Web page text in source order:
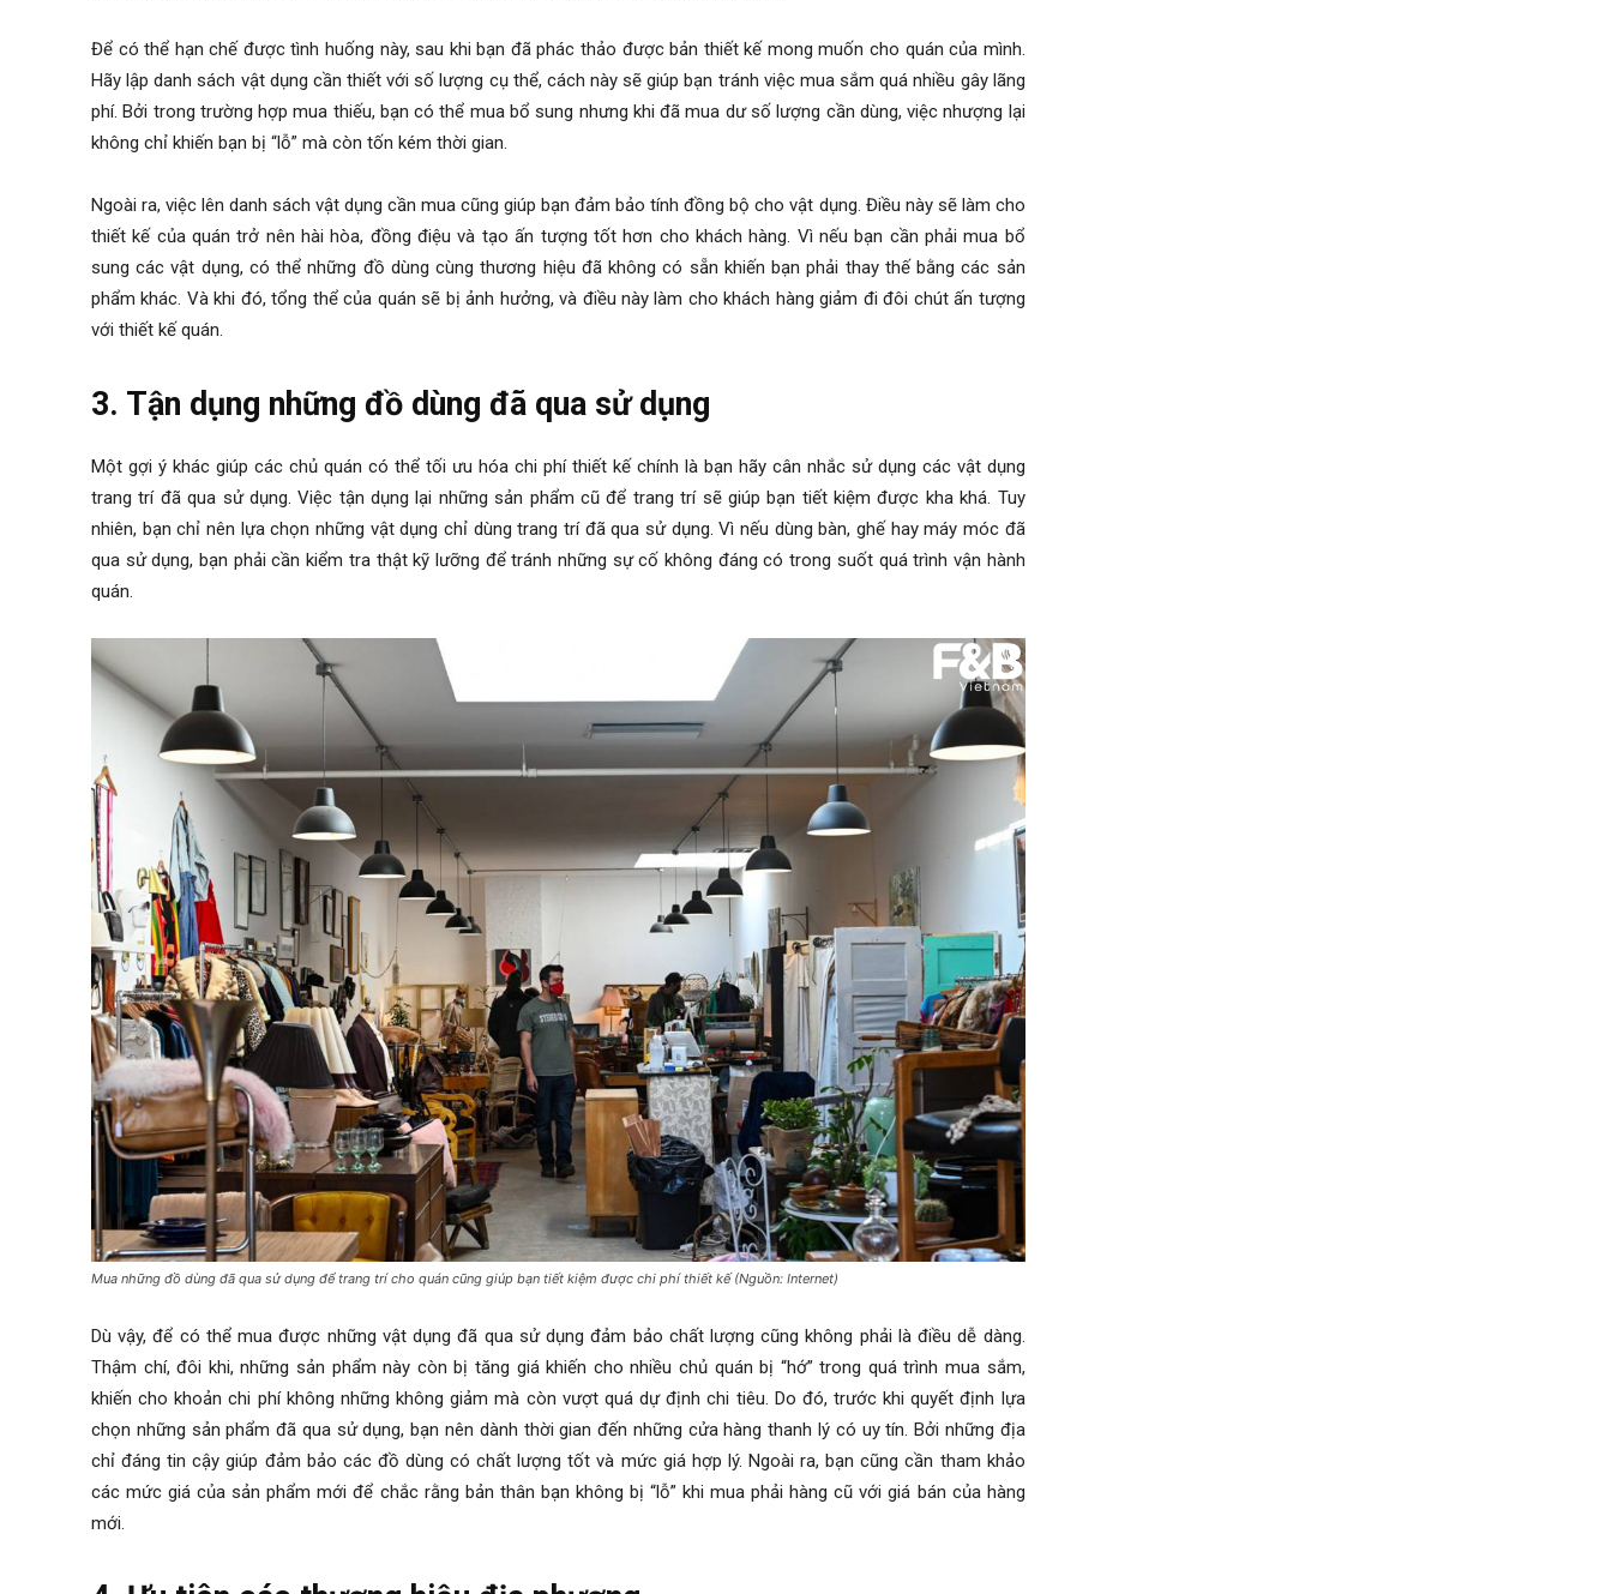
Để có thể hạn chế được tình huống này, sau khi bạn đã phác thảo được bản thiết kế mong muốn cho quán của mình.
Hãy lập danh sách vật dụng cần thiết với số lượng cụ thể, cách này sẽ giúp bạn tránh việc mua sắm quá nhiều gây lãng
phí. Bởi trong trường hợp mua thiếu, bạn có thể mua bổ sung nhưng khi đã mua dư số lượng cần dùng, việc nhượng lại
không chỉ khiến bạn bị “lỗ” mà còn tốn kém thời gian.
Ngoài ra, việc lên danh sách vật dụng cần mua cũng giúp bạn đảm bảo tính đồng bộ cho vật dụng. Điều này sẽ làm cho
thiết kế của quán trở nên hài hòa, đồng điệu và tạo ấn tượng tốt hơn cho khách hàng. Vì nếu bạn cần phải mua bổ
sung các vật dụng, có thể những đồ dùng cùng thương hiệu đã không có sẵn khiến bạn phải thay thế bằng các sản
phẩm khác. Và khi đó, tổng thể của quán sẽ bị ảnh hưởng, và điều này làm cho khách hàng giảm đi đôi chút ấn tượng
với thiết kế quán.
3. Tận dụng những đồ dùng đã qua sử dụng
Một gợi ý khác giúp các chủ quán có thể tối ưu hóa chi phí thiết kế chính là bạn hãy cân nhắc sử dụng các vật dụng
trang trí đã qua sử dụng. Việc tận dụng lại những sản phẩm cũ để trang trí sẽ giúp bạn tiết kiệm được kha khá. Tuy
nhiên, bạn chỉ nên lựa chọn những vật dụng chỉ dùng trang trí đã qua sử dụng. Vì nếu dùng bàn, ghế hay máy móc đã
qua sử dụng, bạn phải cần kiểm tra thật kỹ lưỡng để tránh những sự cố không đáng có trong suốt quá trình vận hành
quán.
Mua những đồ dùng đã qua sử dụng để trang trí cho quán cũng giúp bạn tiết kiệm được chi phí thiết kế (Nguồn: Internet)
Dù vậy, để có thể mua được những vật dụng đã qua sử dụng đảm bảo chất lượng cũng không phải là điều dễ dàng.
Thậm chí, đôi khi, những sản phẩm này còn bị tăng giá khiến cho nhiều chủ quán bị “hớ” trong quá trình mua sắm,
khiến cho khoản chi phí không những không giảm mà còn vượt quá dự định chi tiêu. Do đó, trước khi quyết định lựa
chọn những sản phẩm đã qua sử dụng, bạn nên dành thời gian đến những cửa hàng thanh lý có uy tín. Bởi những địa
chỉ đáng tin cậy giúp đảm bảo các đồ dùng có chất lượng tốt và mức giá hợp lý. Ngoài ra, bạn cũng cần tham khảo
các mức giá của sản phẩm mới để chắc rằng bản thân bạn không bị “lỗ” khi mua phải hàng cũ với giá bán của hàng
mới.